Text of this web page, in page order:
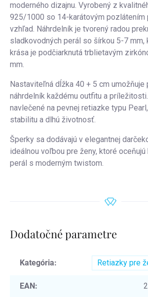
moderného dizajnu. Vyrobený z
925/1000 so 14-karátovým pozlátením
vzhľad. Náhrdelník je tvorený radou
sladkovodných perál so šírkou 5-7 mm,
krása je podčiarknutá trblietavým
mm.
Nastaviteľná dĺžka 40 + 5 cm
náhrdelník každému outfitu a
navlečené na pevnej retiazke typu
stabilitu a dlhú životnosť.
Šperky sa dodávajú v elegantnej
ideálnou voľbou pre ženy, ktoré
perál s moderným twistom.
Dodatočné parametre
Kategória: Retiazky pre
EAN: